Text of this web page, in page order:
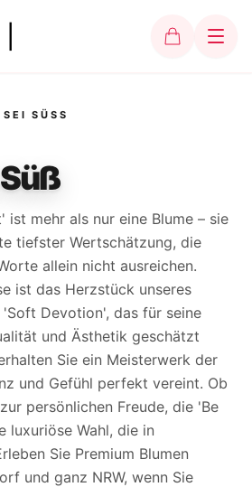
SÜSS
ist mehr als nur eine Blume – sie
tiefster Wertschätzung, die
allein nicht ausreichen.
ist das Herzstück unseres
'Soft Devotion', das für seine
und Ästhetik geschätzt
Sie ein Meisterwerk der
und Gefühl perfekt vereint. Ob
persönlichen Freude, die 'Be
luxuriöse Wahl, die in
Sie Premium Blumen
und ganz NRW, wenn Sie